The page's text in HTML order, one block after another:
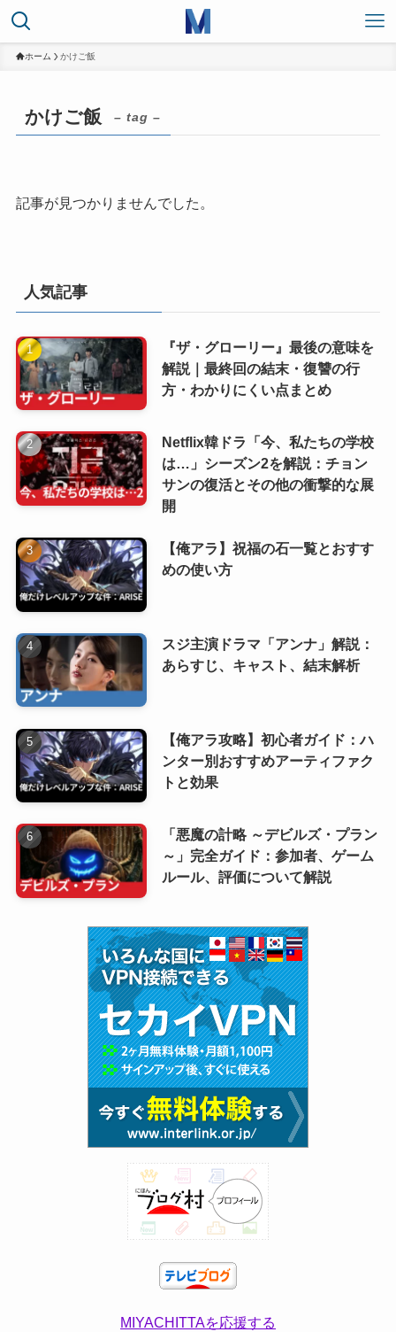
ホーム かけご飯
かけご飯 – tag –
記事が見つかりませんでした。
人気記事
『ザ・グローリー』最後の意味を
解説｜最終回の結末・復讐の行
方・わかりにくい点まとめ
Netflix韓ドラ「今、私たちの学校
は…」シーズン2を解説：チョン
サンの復活とその他の衝撃的な展
開
【俺アラ】祝福の石一覧とおすす
めの使い方
スジ主演ドラマ「アンナ」解説：
あらすじ、キャスト、結末解析
【俺アラ攻略】初心者ガイド：ハ
ンター別おすすめアーティファク
トと効果
「悪魔の計略 ～デビルズ・プラン
～」完全ガイド：参加者、ゲーム
ルール、評価について解説
MIYACHITTAを応援する